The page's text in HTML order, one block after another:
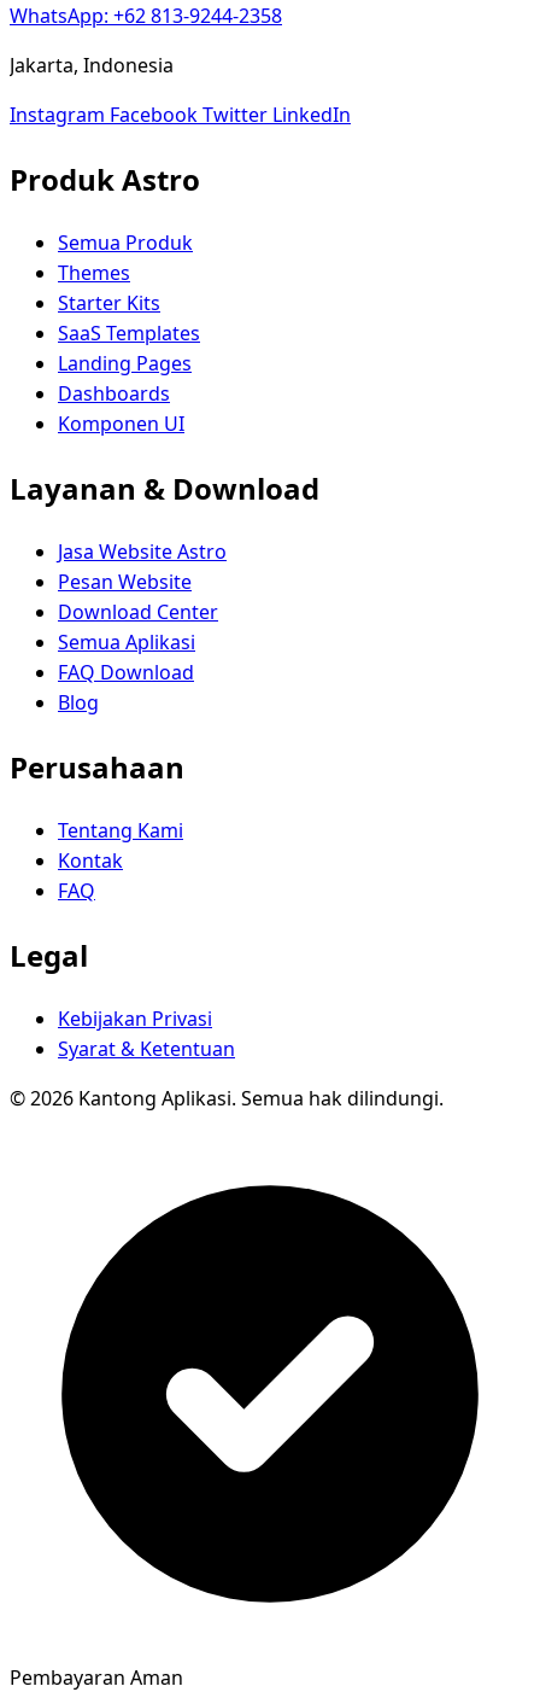
WhatsApp: +62 813-9244-2358
Jakarta, Indonesia
Instagram FacebookTwitter LinkedIn
Produk Astro
Semua Produk
Themes
Starter Kits
SaaS Templates
Landing Pages
Dashboards
Komponen UI
Layanan & Download
Jasa Website Astro
Pesan Website
Download Center
Semua Aplikasi
FAQ Download
Blog
Perusahaan
Tentang Kami
Kontak
FAQ
Legal
Kebijakan Privasi
Syarat & Ketentuan
© 2026 Kantong Aplikasi. Semua hak dilindungi.
Pembayaran Aman